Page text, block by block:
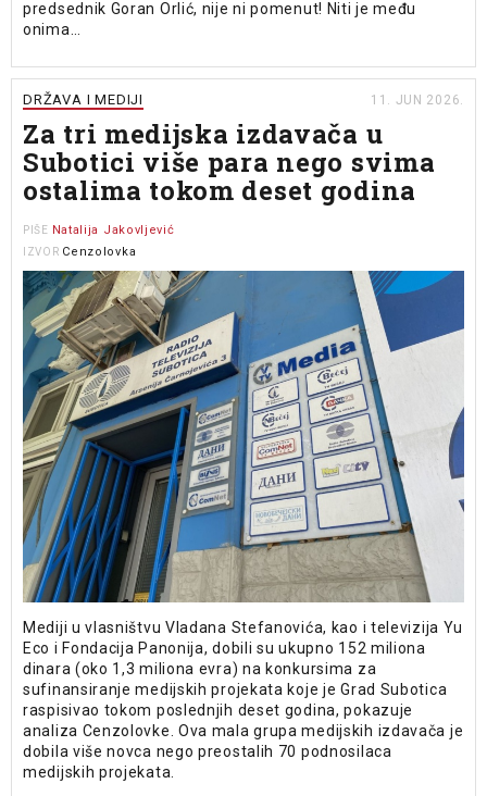
predsednik Goran Orlić, nije ni pomenut! Niti je među
onima…
DRŽAVA I MEDIJI 11. JUN 2026.
Za tri medijska izdavača u
Subotici više para nego svima
ostalima tokom deset godina
PIŠE Natalija Jakovljević
IZVOR Cenzolovka
Mediji u vlasništvu Vladana Stefanovića, kao i televizija Yu
Eco i Fondacija Panonija, dobili su ukupno 152 miliona
dinara (oko 1,3 miliona evra) na konkursima za
sufinansiranje medijskih projekata koje je Grad Subotica
raspisivao tokom poslednjih deset godina, pokazuje
analiza Cenzolovke. Ova mala grupa medijskih izdavača je
dobila više novca nego preostalih 70 podnosilaca
medijskih projekata.